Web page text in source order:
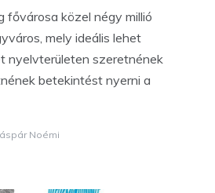
fővárosa közel négy millió
mely ideális lehet
nyelvterületen szeretnének
betekintést nyerni a
Noémi